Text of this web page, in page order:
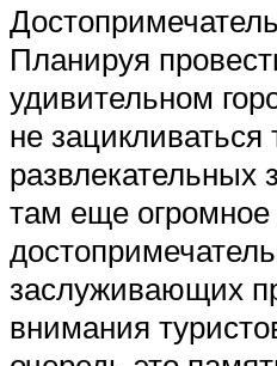
Планируя
удивительном
не зацикливаться
развлекательных
там еще огромное
заслуживающих
внимания